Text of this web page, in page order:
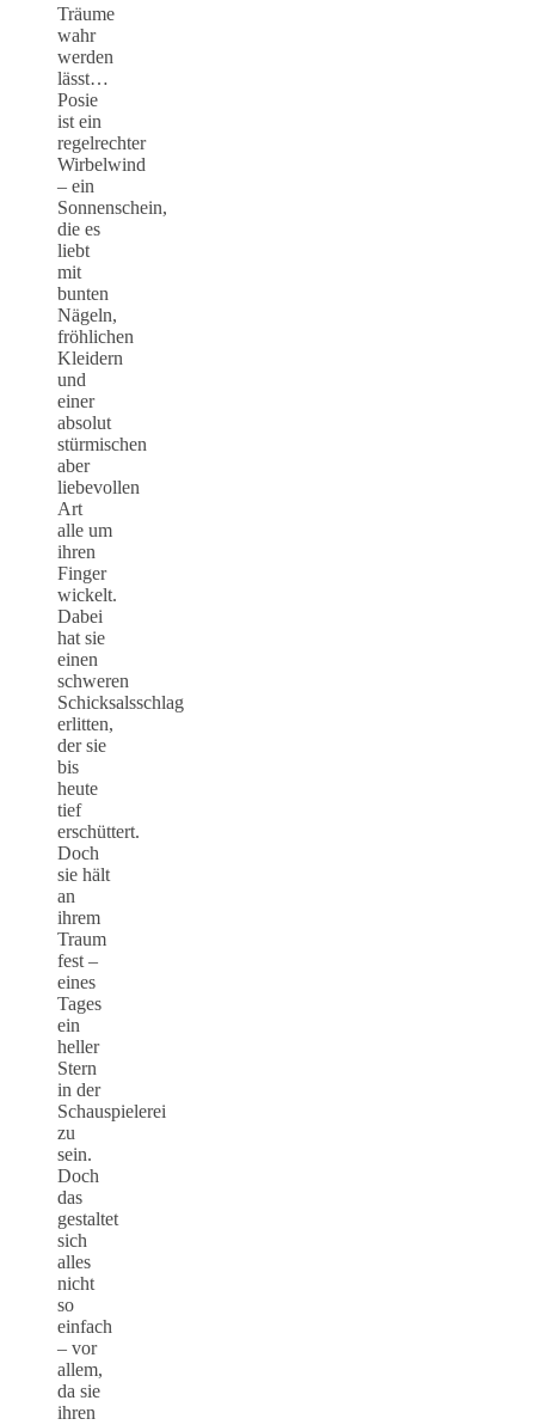
Träume
wahr
werden
lässt…
Posie
ist ein
regelrechter
Wirbelwind
– ein
Sonnenschein,
die es
liebt
mit
bunten
Nägeln,
fröhlichen
Kleidern
und
einer
absolut
stürmischen
aber
liebevollen
Art
alle um
ihren
Finger
wickelt.
Dabei
hat sie
einen
schweren
Schicksalsschlag
erlitten,
der sie
bis
heute
tief
erschüttert.
Doch
sie hält
an
ihrem
Traum
fest –
eines
Tages
ein
heller
Stern
in der
Schauspielerei
zu
sein.
Doch
das
gestaltet
sich
alles
nicht
so
einfach
– vor
allem,
da sie
ihren